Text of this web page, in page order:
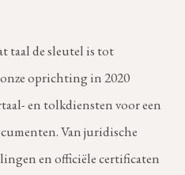
taal de sleutel is tot
oprichting in 2020
en tolkdiensten voor een
Van juridische
en officiële certificaten